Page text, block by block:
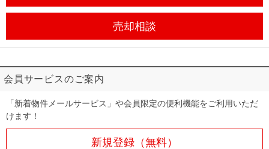
売却相談
会員サービスのご案内
「新着物件メールサービス」や会員限定の便利機能をご利用いただ
けます！
新規登録（無料）